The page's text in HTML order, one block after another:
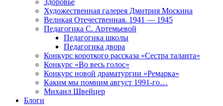
Здоровье
Художественная галерея Дмитрия Москина
Великая Отечественная. 1941 — 1945
Педагогика С. Артемьевой
Педагогика школы
Педагогика двора
Конкурс короткого рассказа «Сестра таланта»
Конкурс «Во весь голос»
Конкурс новой драматургии «Ремарка»
Каким мы помним август 1991-го…
Михаил Швейцер
Блоги